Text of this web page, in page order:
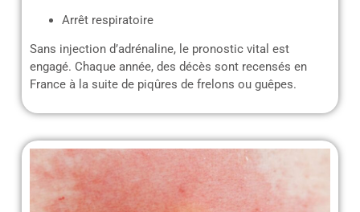
Arrêt respiratoire
Sans injection d’adrénaline, le pronostic vital est
engagé. Chaque année, des décès sont recensés en
France à la suite de piqûres de frelons ou guêpes.